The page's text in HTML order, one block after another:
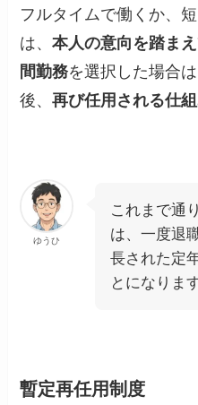
フルタイムで働くか、
は、本人の意向を踏ま
間勤務を選択した場合
後、再び任用される仕組
ゆうひ
これまで通
は、一度退
長された定
とになります
暫定再任用制度